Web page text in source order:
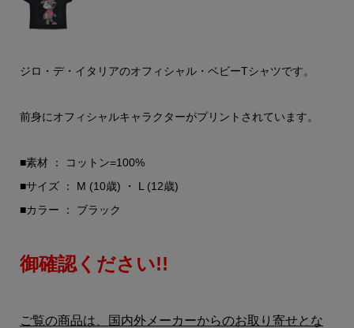
ジロ・デ・イタリアのオフィシャル・ベビーTシャツです。
前身にオフィシャルキャラクターがプリントされています。
■素材 ： コットン=100%
■サイズ ： M (10歳) ・ L (12歳)
■カラー ： ブラック
御確認ください!!
ご覧の商品は、国内外メーカーからのお取り寄せとな